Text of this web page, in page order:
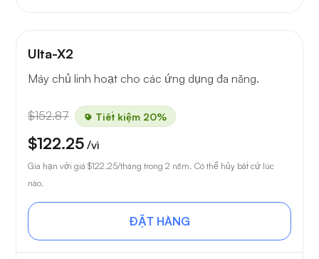
Ulta-X2
Máy chủ linh hoạt cho các ứng dụng đa năng.
$152.87 Tiết kiệm 20%
$122.25 /vì
Gia hạn với giá $122.25/tháng trong 2 năm. Có thể hủy bất cứ lúc
nào.
ĐẶT HÀNG